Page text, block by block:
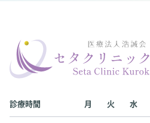
診療時間 月 火 水